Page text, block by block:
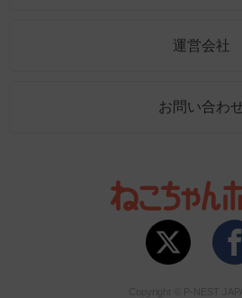
運営会社
お問い合わ
Copyright © P-NEST